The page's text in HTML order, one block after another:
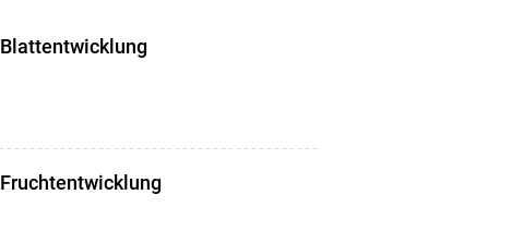
Blattentwicklung
Fruchtentwicklung